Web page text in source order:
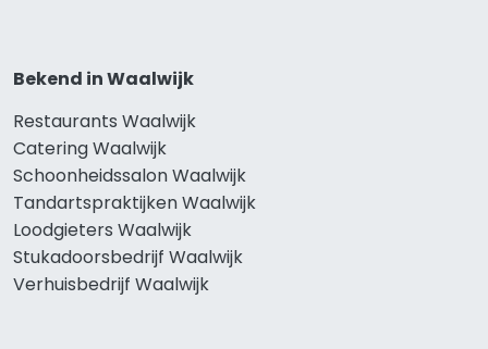
Bekend in Waalwijk
Restaurants Waalwijk
Catering Waalwijk
Schoonheidssalon Waalwijk
Tandartspraktijken Waalwijk
Loodgieters Waalwijk
Stukadoorsbedrijf Waalwijk
Verhuisbedrijf Waalwijk